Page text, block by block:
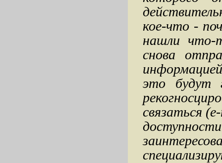
кое-что -
нашли что-
снова
это будут
связаться